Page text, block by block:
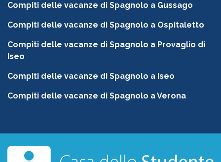
Compiti delle vacanze di Spagnolo a Gussago
Compiti delle vacanze di Spagnolo a Ospitaletto
Compiti delle vacanze di Spagnolo a Provaglio di
Iseo
Compiti delle vacanze di Spagnolo a Iseo
Compiti delle vacanze di Spagnolo a Verona